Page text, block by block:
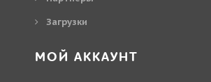
Загрузки
МОЙ АККАУНТ